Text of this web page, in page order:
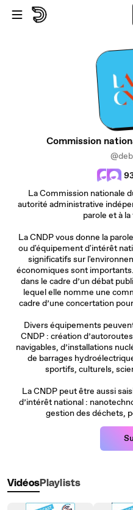
Passer au contenu principal
Commission
La Commission nationale
autorité administrative
parole et à
La CNDP vous donne la
ou d'équipement d'intérêt
significatifs sur
économiques sont
dans le cadre d’un débat
lequel elle nomme une
cadre d’une concertation
Divers équipements
CNDP : création
navigables, d’installations
de barrages
sportifs, culturels,
La CNDP peut être aussi
d’intérêt national :
gestion des déchets,
VidéosPlaylists